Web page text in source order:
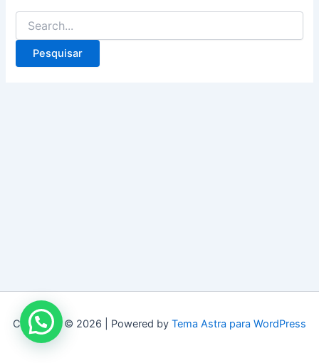
Copyright © 2026 | Powered by Tema Astra para WordPress